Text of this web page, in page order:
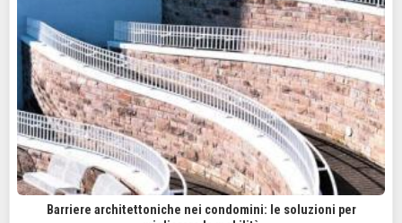
Barriere architettoniche nei condomini: le soluzioni per